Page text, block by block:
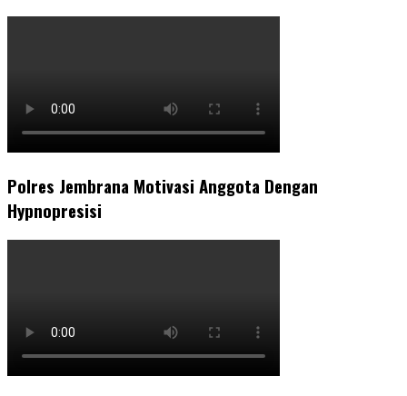
Polres Jembrana Motivasi Anggota Dengan
Hypnopresisi